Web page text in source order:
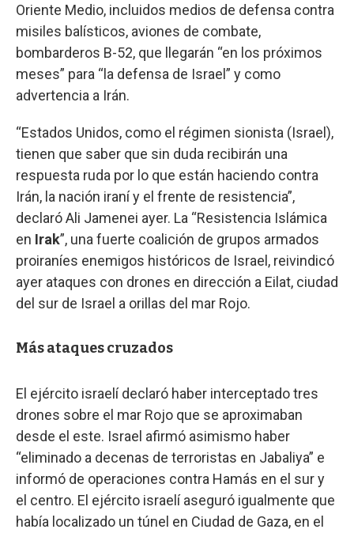
Oriente Medio, incluidos medios de defensa contra
misiles balísticos, aviones de combate,
bombarderos B-52, que llegarán “en los próximos
meses” para “la defensa de Israel” y como
advertencia a Irán.
“Estados Unidos, como el régimen sionista (Israel),
tienen que saber que sin duda recibirán una
respuesta ruda por lo que están haciendo contra
Irán, la nación iraní y el frente de resistencia”,
declaró Ali Jamenei ayer. La “Resistencia Islámica
en Irak”, una fuerte coalición de grupos armados
proiraníes enemigos históricos de Israel, reivindicó
ayer ataques con drones en dirección a Eilat, ciudad
del sur de Israel a orillas del mar Rojo.
Más ataques cruzados
El ejército israelí declaró haber interceptado tres
drones sobre el mar Rojo que se aproximaban
desde el este. Israel afirmó asimismo haber
“eliminado a decenas de terroristas en Jabaliya” e
informó de operaciones contra Hamás en el sur y
el centro. El ejército israelí aseguró igualmente que
había localizado un túnel en Ciudad de Gaza, en el